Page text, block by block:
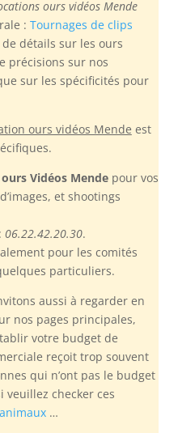
ours vidéos Mende
: Tournages de clips
détails sur les ours
précisions sur nos
sur les spécificités pour
ours vidéos Mende est
Vidéos Mendepour vos
et shootings
06.22.42.20.30.
pour les comités
particuliers.
aussi à regarder en
nos pages principales,
votre budget de
reçoit trop souvent
qui n’ont pas le budget
veuillez checker ces
…